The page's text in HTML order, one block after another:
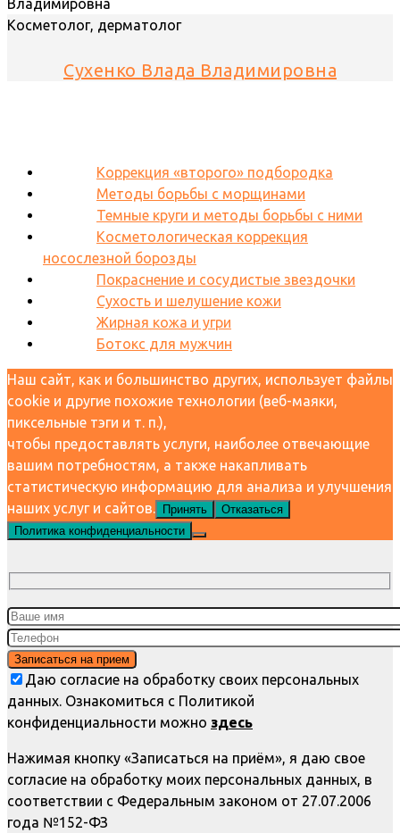
Косметолог, дерматолог
Сухенко Влада Владимировна
Коррекция «второго» подбородка
Методы борьбы с морщинами
Темные круги и методы борьбы с ними
Косметологическая коррекция
носослезной борозды
Покраснение и сосудистые звездочки
Сухость и шелушение кожи
Жирная кожа и угри
Ботокс для мужчин
Наш сайт, как и большинство других, использует файлы
cookie и другие похожие технологии (веб-маяки,
пиксельные тэги и т. п.),
чтобы предоставлять услуги, наиболее отвечающие
вашим потребностям, а также накапливать
статистическую информацию для анализа и улучшения
наших услуг и сайтов.
Принять
Отказаться
Политика конфиденциальности
Даю согласие на обработку своих персональных
данных. Ознакомиться с Политикой
конфиденциальности можно здесь
Нажимая кнопку «Записаться на приём», я даю свое
согласие на обработку моих персональных данных, в
соответствии с Федеральным законом от 27.07.2006
года №152-ФЗ